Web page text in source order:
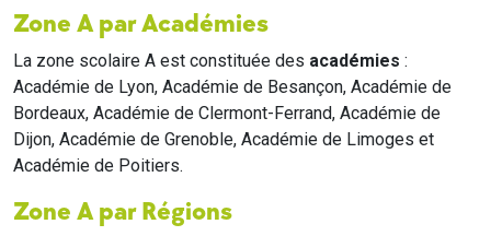
Zone A par Académies
La zone scolaire A est constituée des académies :
Académie de Lyon, Académie de Besançon, Académie de
Bordeaux, Académie de Clermont-Ferrand, Académie de
Dijon, Académie de Grenoble, Académie de Limoges et
Académie de Poitiers.
Zone A par Régions